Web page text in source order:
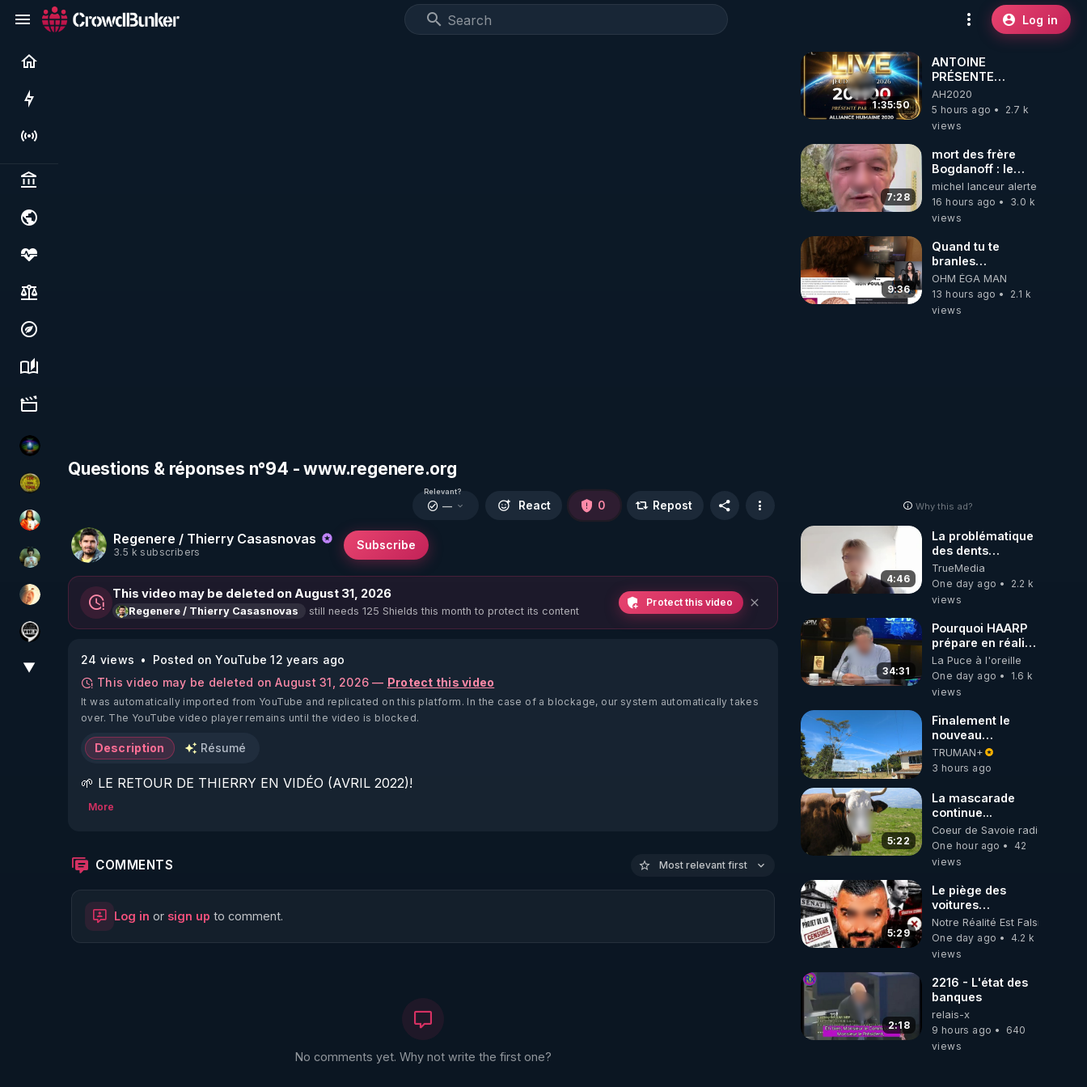
Log in
Live
Politics & institutions
Society, justice & freedoms
Economy, environment & technology
Science, history & spirituality
Culture, media & entertainment
WakeUp
CDS pour TOUS
L'autre son de cloche
Sonmi-877
La Puce à l'oreille
Notre Réalité Est Falsifiée Et Fausse
▼
Questions & réponses n°94 - www.regenere.org
Regenere / Thierry Casasnovas
3.5 k subscribers
Subscribe
Relevant?
— React 0 Repost
This video may be deleted on August 31, 2026
Regenere / Thierry Casasnovas still needs 125 Shields this month to protect its content
Protect this video
24 views
Posted on YouTube 12 years ago
This video may be deleted on August 31, 2026 — Protect this video
It was automatically imported from YouTube and replicated on this platform. In the case of a blockage, our system automatically takes
over. The YouTube video player remains until the video is blocked.
Description Résumé
🌱 LE RETOUR DE THIERRY EN VIDÉO (AVRIL 2022)!
🌱 LE MAGAZINE RÉGÉNÈRE
http://rgnr.li/ymag
More
COMMENTS Most relevant first
Log in or sign up to comment.
No comments yet. Why not write the first one?
1:35:50
ANTOINE
PRÉSENTE
AH2020 LE LIVE
20H ***DU
06/08/2026***
AH2020
5 hours ago
2.7 k
views
7:28
mort des frère
Bogdanoff : le
mensonge d état
michel lanceur alerte
16 hours ago
3.0 k
views
9:36
Quand tu te
branles
bonhomme tu
émets des ondes
ils ont juste omis
OHM ÉGA MAN
13 hours ago
2.1 k
views
Why this ad?
4:46
La problématique
des dents
dévitalisées et
des implants
TrueMedia
One day ago
2.2 k
views
34:31
Pourquoi HAARP
prépare en réalité
un CHAOS
climatique, on
répond
La Puce à l'oreille
One day ago
1.6 k
views
Finalement le
nouveau
president de
colombie m a mis
des chemtrails au
dessus de chez
moi. Il n y en avait
TRUMAN+
3 hours ago
5:22
La mascarade
continue...
Coeur de Savoie radioweb TV
One hour ago
42
views
5:29
Le piège des
voitures
électriques se
referme sur les
usagers !
Notre Réalité Est Falsifiée Et
One day ago
4.2 k
views
2:18
2216 - L'état des
banques
relais-x
9 hours ago
640
views